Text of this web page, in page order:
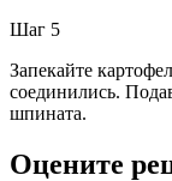
Шаг 5
Запекайте
соединились.
шпината.
Оцените